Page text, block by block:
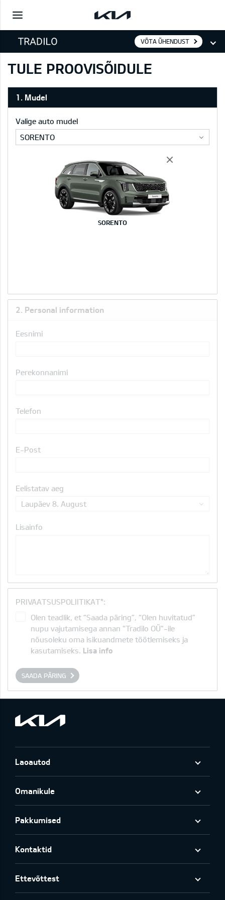
VÕTA ÜHENDUST
TULE PROOVISÕIDULE
1. Mudel
2. Personal information
Valige auto mudel
SORENTO
SORENTO
Eesnimi
Perekonnanimi
Telefon
E-Post
Eelistatav aeg
Laupäev 8. August
Lisainfo
PRIVAATSUSPOLIITIKAT*:
Olen teadlik, et “Saada päring”, “Olen huvitatud”
nupu vajutamisega annan "Tradilo OÜ"-ile
nõusoleku oma isikuandmete töötlemiseks ja
kasutamiseks. Lisa info
SAADA PÄRING
Laoautod
Omanikule
Pakkumised
Kontaktid
Ettevõttest